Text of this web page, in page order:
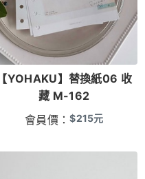
【YOHAKU】替換紙06 收
藏 M-162
會員價：$215元